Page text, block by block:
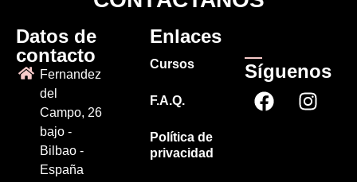
Datos de
contacto
Fernandez
del
Campo, 26
bajo -
Bilbao -
España
Enlaces
Cursos
F.A.Q.
Política de
privacidad
Síguenos